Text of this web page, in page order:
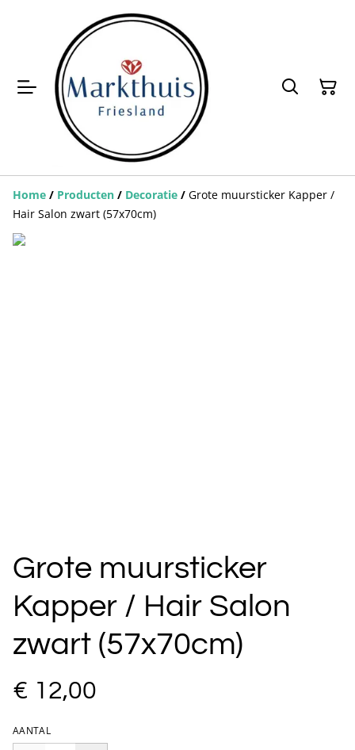
Home / Producten / Decoratie / Grote muursticker Kapper /
Hair Salon zwart (57x70cm)
Grote muursticker
Kapper / Hair Salon
zwart (57x70cm)
€ 12,00
AANTAL